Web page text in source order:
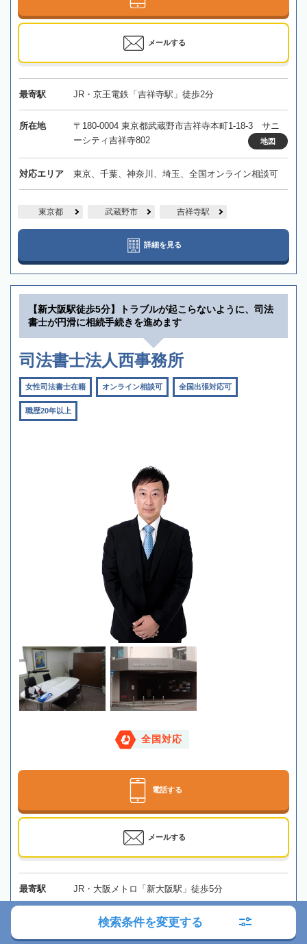
メールする
最寄駅 JR・京王電鉄「吉祥寺駅」徒歩2分
所在地
〒180-0004 東京都武蔵野市吉祥寺本町1-18-3 サニ
ーシティ吉祥寺802
地図
対応エリア 東京、千葉、神奈川、埼玉、全国オンライン相談可
東京都 武蔵野市 吉祥寺駅
詳細を見る
【新大阪駅徒歩5分】トラブルが起こらないように、司法
書士が円滑に相続手続きを進めます
司法書士法人西事務所
女性司法書士在籍 オンライン相談可 全国出張対応可
職歴20年以上
全国対応
電話する
メールする
最寄駅 JR・大阪メトロ「新大阪駅」徒歩5分
〒532-0011 大阪府大阪市淀川区西中島5丁目12-14
検索条件を変更する